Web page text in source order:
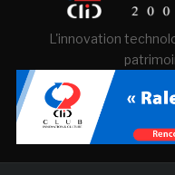
L'innovation